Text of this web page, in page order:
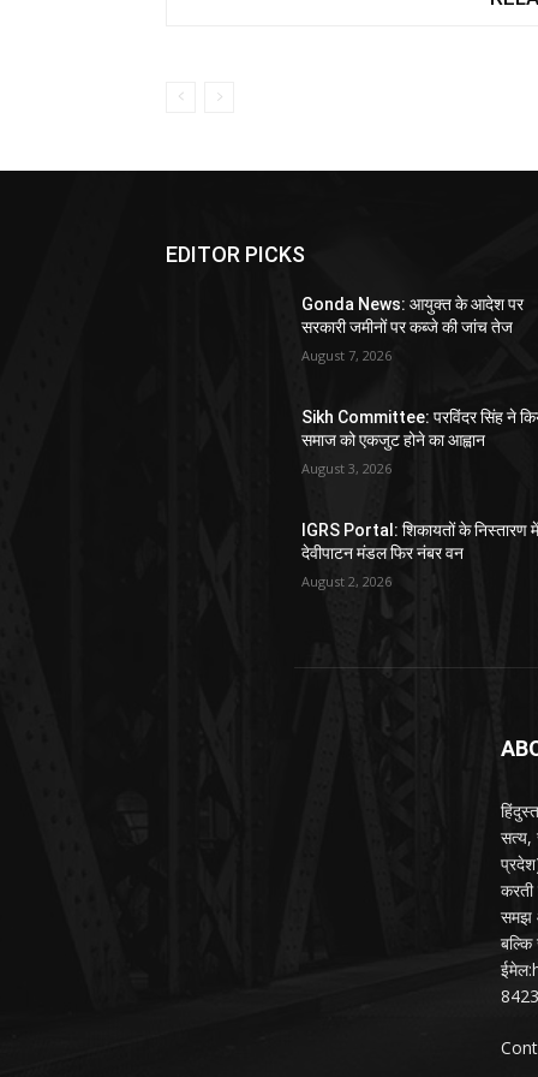
EDITOR PICKS
Gonda News: आयुक्त के आदेश पर
सरकारी जमीनों पर कब्जे की जांच तेज
August 7, 2026
Sikh Committee: परविंदर सिंह ने
समाज को एकजुट होने का आह्वान
August 3, 2026
IGRS Portal: शिकायतों के निस्तारण
देवीपाटन मंडल फिर नंबर वन
August 2, 2026
सत्य,
करती
समझ
बल्कि